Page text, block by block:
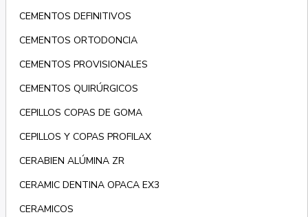
CEMENTOS DEFINITIVOS
CEMENTOS ORTODONCIA
CEMENTOS PROVISIONALES
CEMENTOS QUIRÚRGICOS
CEPILLOS COPAS DE GOMA
CEPILLOS Y COPAS PROFILAX
CERABIEN ALÚMINA ZR
CERAMIC DENTINA OPACA EX3
CERAMICOS